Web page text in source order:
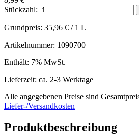
Stückzahl:
Grundpreis: 35,96 € / 1 L
Artikelnummer: 1090700
Enthält: 7% MwSt.
Lieferzeit: ca. 2-3 Werktage
Alle angegebenen Preise sind
Liefer-/Versandkosten
Produktbeschreibung